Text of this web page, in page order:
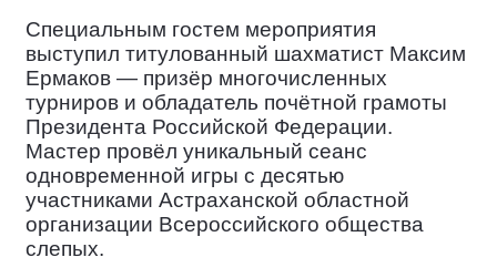
Специальным гостем мероприятия
выступил титулованный шахматист Максим
Ермаков — призёр многочисленных
турниров и обладатель почётной грамоты
Президента Российской Федерации.
Мастер провёл уникальный сеанс
одновременной игры с десятью
участниками Астраханской областной
организации Всероссийского общества
слепых.